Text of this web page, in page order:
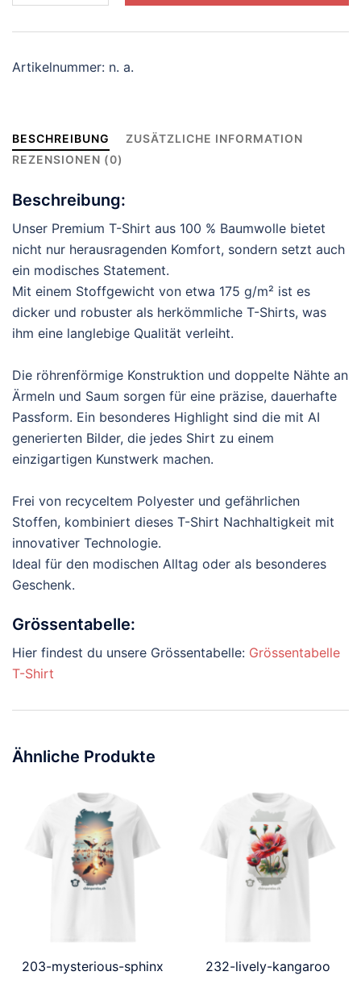
octopus
Menge
Artikelnummer: n. a.
BESCHREIBUNG
ZUSÄTZLICHE INFORMATION
REZENSIONEN (0)
Beschreibung:
Unser Premium T-Shirt aus 100 % Baumwolle bietet
nicht nur herausragenden Komfort, sondern setzt auch
ein modisches Statement.
Mit einem Stoffgewicht von etwa 175 g/m² ist es
dicker und robuster als herkömmliche T-Shirts, was
ihm eine langlebige Qualität verleiht.
Die röhrenförmige Konstruktion und doppelte Nähte an
Ärmeln und Saum sorgen für eine präzise, dauerhafte
Passform. Ein besonderes Highlight sind die mit AI
generierten Bilder, die jedes Shirt zu einem
einzigartigen Kunstwerk machen.
Frei von recyceltem Polyester und gefährlichen
Stoffen, kombiniert dieses T-Shirt Nachhaltigkeit mit
innovativer Technologie.
Ideal für den modischen Alltag oder als besonderes
Geschenk.
Grössentabelle:
Hier findest du unsere Grössentabelle: Grössentabelle
T-Shirt
Ähnliche Produkte
203-mysterious-sphinx 232-lively-kangaroo